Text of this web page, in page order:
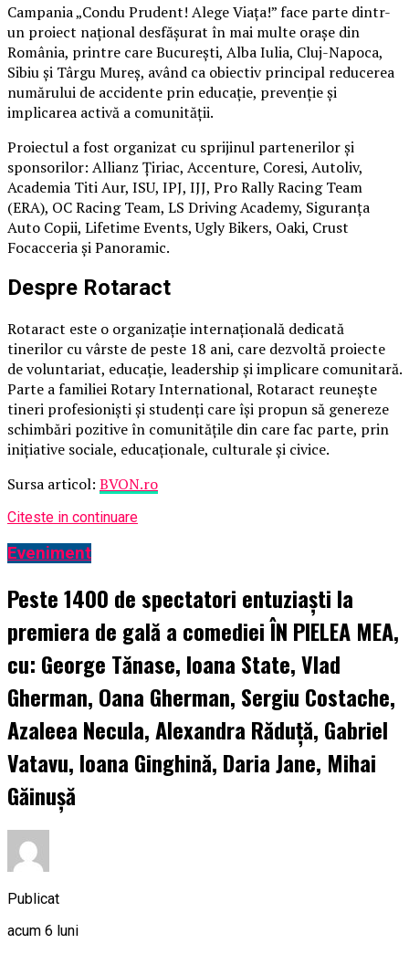
Campania „Condu Prudent! Alege Viața!” face parte dintr-
un proiect național desfășurat în mai multe orașe din
România, printre care București, Alba Iulia, Cluj-Napoca,
Sibiu și Târgu Mureș, având ca obiectiv principal reducerea
numărului de accidente prin educație, prevenție și
implicarea activă a comunității.
Proiectul a fost organizat cu sprijinul partenerilor și
sponsorilor: Allianz Țiriac, Accenture, Coresi, Autoliv,
Academia Titi Aur, ISU, IPJ, IJJ, Pro Rally Racing Team
(ERA), OC Racing Team, LS Driving Academy, Siguranța
Auto Copii, Lifetime Events, Ugly Bikers, Oaki, Crust
Focacceria și Panoramic.
Despre Rotaract
Rotaract este o organizație internațională dedicată
tinerilor cu vârste de peste 18 ani, care dezvoltă proiecte
de voluntariat, educație, leadership și implicare comunitară.
Parte a familiei Rotary International, Rotaract reunește
tineri profesioniști și studenți care își propun să genereze
schimbări pozitive în comunitățile din care fac parte, prin
inițiative sociale, educaționale, culturale și civice.
Sursa articol: BVON.ro
Citeste in continuare
Eveniment
Peste 1400 de spectatori entuziaști la
premiera de gală a comediei ÎN PIELEA MEA,
cu: George Tănase, Ioana State, Vlad
Gherman, Oana Gherman, Sergiu Costache,
Azaleea Necula, Alexandra Răduță, Gabriel
Vatavu, Ioana Ginghină, Daria Jane, Mihai
Găinușă
Publicat
acum 6 luni